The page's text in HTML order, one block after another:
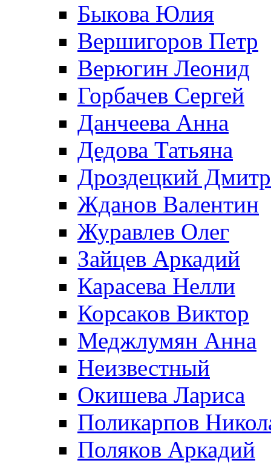
Быкова Юлия
Вершигоров Петр
Верюгин Леонид
Горбачев Сергей
Данчеева Анна
Дедова Татьяна
Дроздецкий
Жданов Валентин
Журавлев Олег
Зайцев Аркадий
Карасева Нелли
Корсаков Виктор
Меджлумян Анна
Неизвестный
Окишева Лариса
Поликарпов
Поляков Аркадий